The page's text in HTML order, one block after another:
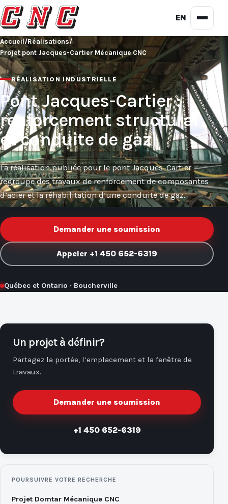
EN
Accueil/Réalisations/
Projet pont Jacques-Cartier Mécanique CNC
RÉALISATION INDUSTRIELLE
Pont Jacques-Cartier :
renforcement structural
et conduite de gaz
La réalisation publiée pour le pont Jacques-Cartier
regroupe des travaux de renforcement de composantes
d’acier et la réhabilitation d’une conduite de gaz.
Demander une soumission
Appeler +1 450 652-6319
Québec et Ontario · Boucherville
Un projet à définir?
Partagez la portée, l’emplacement et la fenêtre de
travaux.
Demander une soumission
+1 450 652-6319
POURSUIVRE VOTRE RECHERCHE
Projet Domtar Mécanique CNC